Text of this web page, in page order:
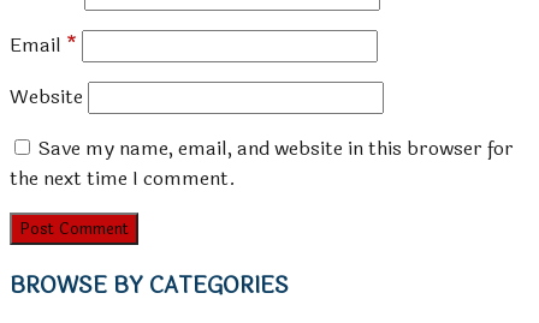
Email *
Website
Save my name, email, and website in this browser for
the next time I comment.
BROWSE BY CATEGORIES